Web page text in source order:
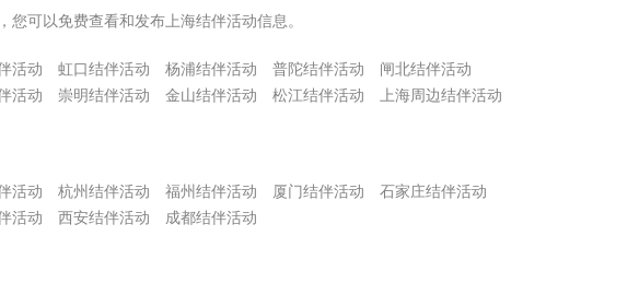
可以免费查看和发布上海结伴活动信息。
活动 虹口结伴活动 杨浦结伴活动 普陀结伴活动
闸北结伴活动
活动 崇明结伴活动 金山结伴活动 松江结伴活动 上海周边结伴活动
活动 杭州结伴活动 福州结伴活动 厦门结伴活动
石家庄结伴活动
活动 西安结伴活动 成都结伴活动